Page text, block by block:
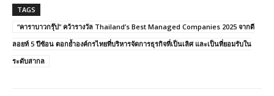
TAGS
“คาราบาวกรุ๊ป” คว้ารางวัล Thailand’s Best Managed Companies 2025 จากดี
ลอยท์ 5 ปีซ้อน ตอกย้ำองค์กรไทยที่บริหารจัดการธุรกิจที่เป็นเลิศ และเป็นที่ยอมรับใน
ระดับสากล